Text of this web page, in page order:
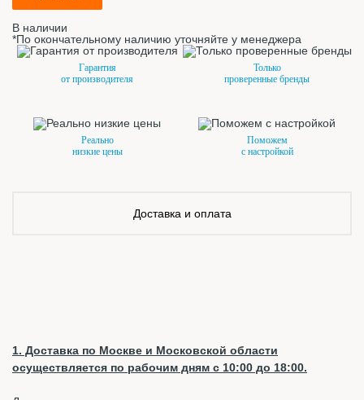
В наличии
*По окончательному наличию уточняйте у менеджера
Гарантия
от производителя
Только
проверенные бренды
Реально
низкие цены
Поможем
с настройкой
Доставка и оплата
1. Доставка по Москве и Московской области
осуществляется по рабочим дням с 10:00 до 18:00.